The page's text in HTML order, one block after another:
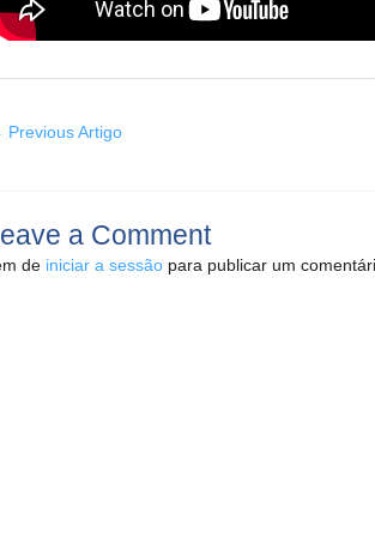
Previous Artigo
a Comment
de iniciar a sessão para publicar um